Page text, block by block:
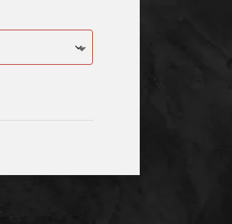
$84.99
$299.99